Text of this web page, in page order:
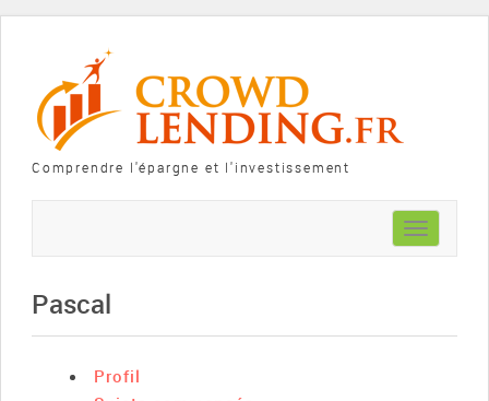
Comprendre l'épargne et l'investissement
Toggle
navigation
Pascal
Profil